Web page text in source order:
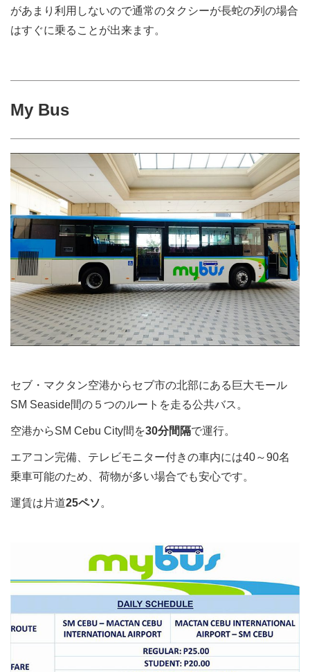
があまり利用しないので通常のタクシーが長蛇の列の場合
はすぐに乗ることが出来ます。
My Bus
セブ・マクタン空港からセブ市の北部にある巨大モール
SM Seaside間の５つのルートを走る公共バス。
空港からSM Cebu City間を30分間隔で運行。
エアコン完備、テレビモニター付きの車内には40～90名
乗車可能のため、荷物が多い場合でも安心です。
運賃は片道25ペソ。